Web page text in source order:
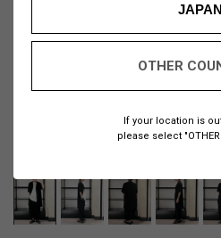
JAPAN
OTHER
If your location is
please select "OTHER